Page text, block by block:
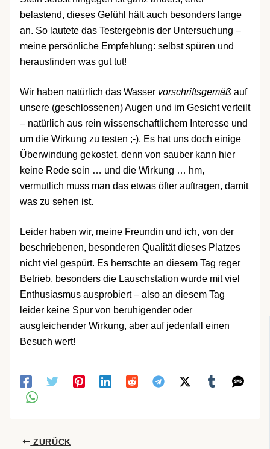
belastend, dieses Gefühl hält auch besonders lange
an. So lautete das Testergebnis der Untersuchung –
meine persönliche Empfehlung: selbst spüren und
herausfinden was gut tut!
Wir haben natürlich das Wasser vorschriftsgemäß auf
unsere (geschlossenen) Augen und im Gesicht verteilt
– natürlich aus rein wissenschaftlichem Interesse und
um die Wirkung zu testen ;-). Es hat uns doch einige
Überwindung gekostet, denn von sauber kann hier
keine Rede sein … und die Wirkung … hm,
vermutlich muss man das etwas öfter auftragen, damit
was zu sehen ist.
Leider haben wir, meine Freundin und ich, von der
beschriebenen, besonderen Qualität dieses Platzes
nicht viel gespürt. Es herrschte an diesem Tag reger
Betrieb, besonders die Lauschstation wurde mit viel
Enthusiasmus ausprobiert – also an diesem Tag
leider keine Spur von beruhigender oder
ausgleichender Wirkung, aber auf jedenfall einen
Besuch wert!
ZURÜCK